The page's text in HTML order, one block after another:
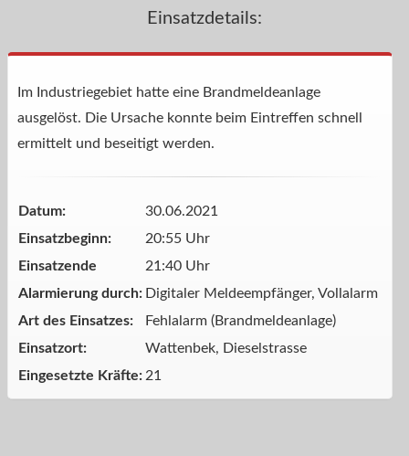
Einsatzdetails:
Im Industriegebiet hatte eine Brandmeldeanlage
ausgelöst. Die Ursache konnte beim Eintreffen schnell
ermittelt und beseitigt werden.
Datum:
30.06.2021
Einsatzbeginn:
20:55 Uhr
Einsatzende
21:40 Uhr
Alarmierung durch: Digitaler Meldeempfänger, Vollalarm
Art des Einsatzes:
Fehlalarm (Brandmeldeanlage)
Einsatzort:
Wattenbek, Dieselstrasse
Eingesetzte Kräfte:21